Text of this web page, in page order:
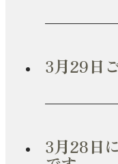
3月29日
3月28日